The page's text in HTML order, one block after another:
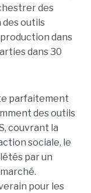
des
outils
dans
dans 30
parfaitement
des outils
couvrant la
sociale, le
par un
pour les